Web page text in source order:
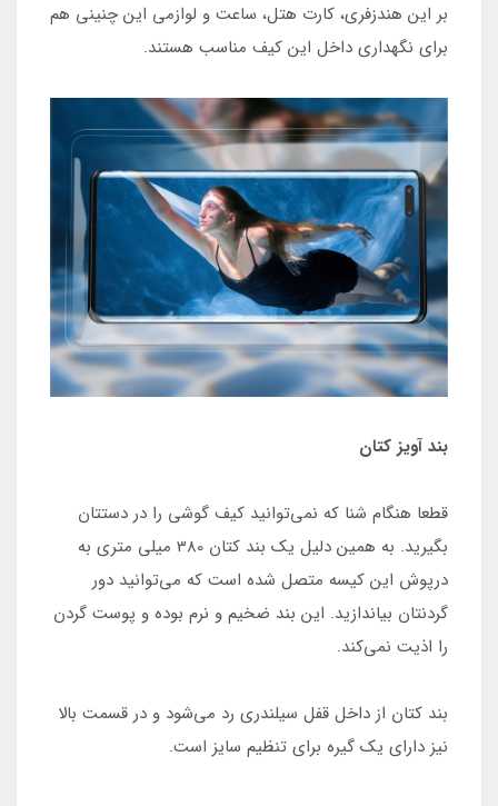
بر این هندزفری، کارت هتل، ساعت و لوازمی این چنینی هم
برای نگهداری داخل این کیف مناسب هستند.
بند آویز کتان
قطعا هنگام شنا که نمی‌توانید کیف گوشی را در دستتان
بگیرید. به همین دلیل یک بند کتان 380 میلی متری به
درپوش این کیسه متصل شده است که می‌توانید دور
گردنتان بیاندازید. این بند ضخیم و نرم بوده و پوست گردن
را اذیت نمی‌کند.
بند کتان از داخل قفل سیلندری رد می‌شود و در قسمت بالا
نیز دارای یک گیره برای تنظیم سایز است.